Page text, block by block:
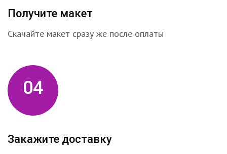
Получите макет
Скачайте макет сразу же после оплаты
04
Закажите доставку